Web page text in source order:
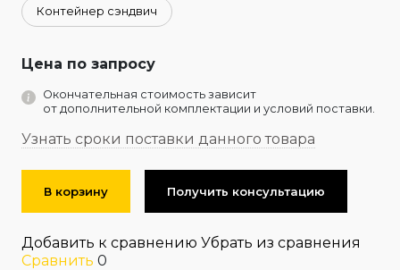
Контейнер сэндвич
Цена по запросу
Окончательная стоимость зависит
от дополнительной комплектации и условий поставки.
Узнать сроки поставки данного товара
В корзину Получить консультацию
Добавить к сравнению Убрать из сравнения
Сравнить 0